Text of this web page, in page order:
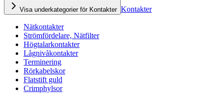
Visa underkategorier för Kontakter Kontakter
Nätkontakter
Strömfördelare, Nätfilter
Högtalarkontakter
Lågnivåkontakter
Terminering
Rörkabelskor
Flatstift guld
Crimphylsor